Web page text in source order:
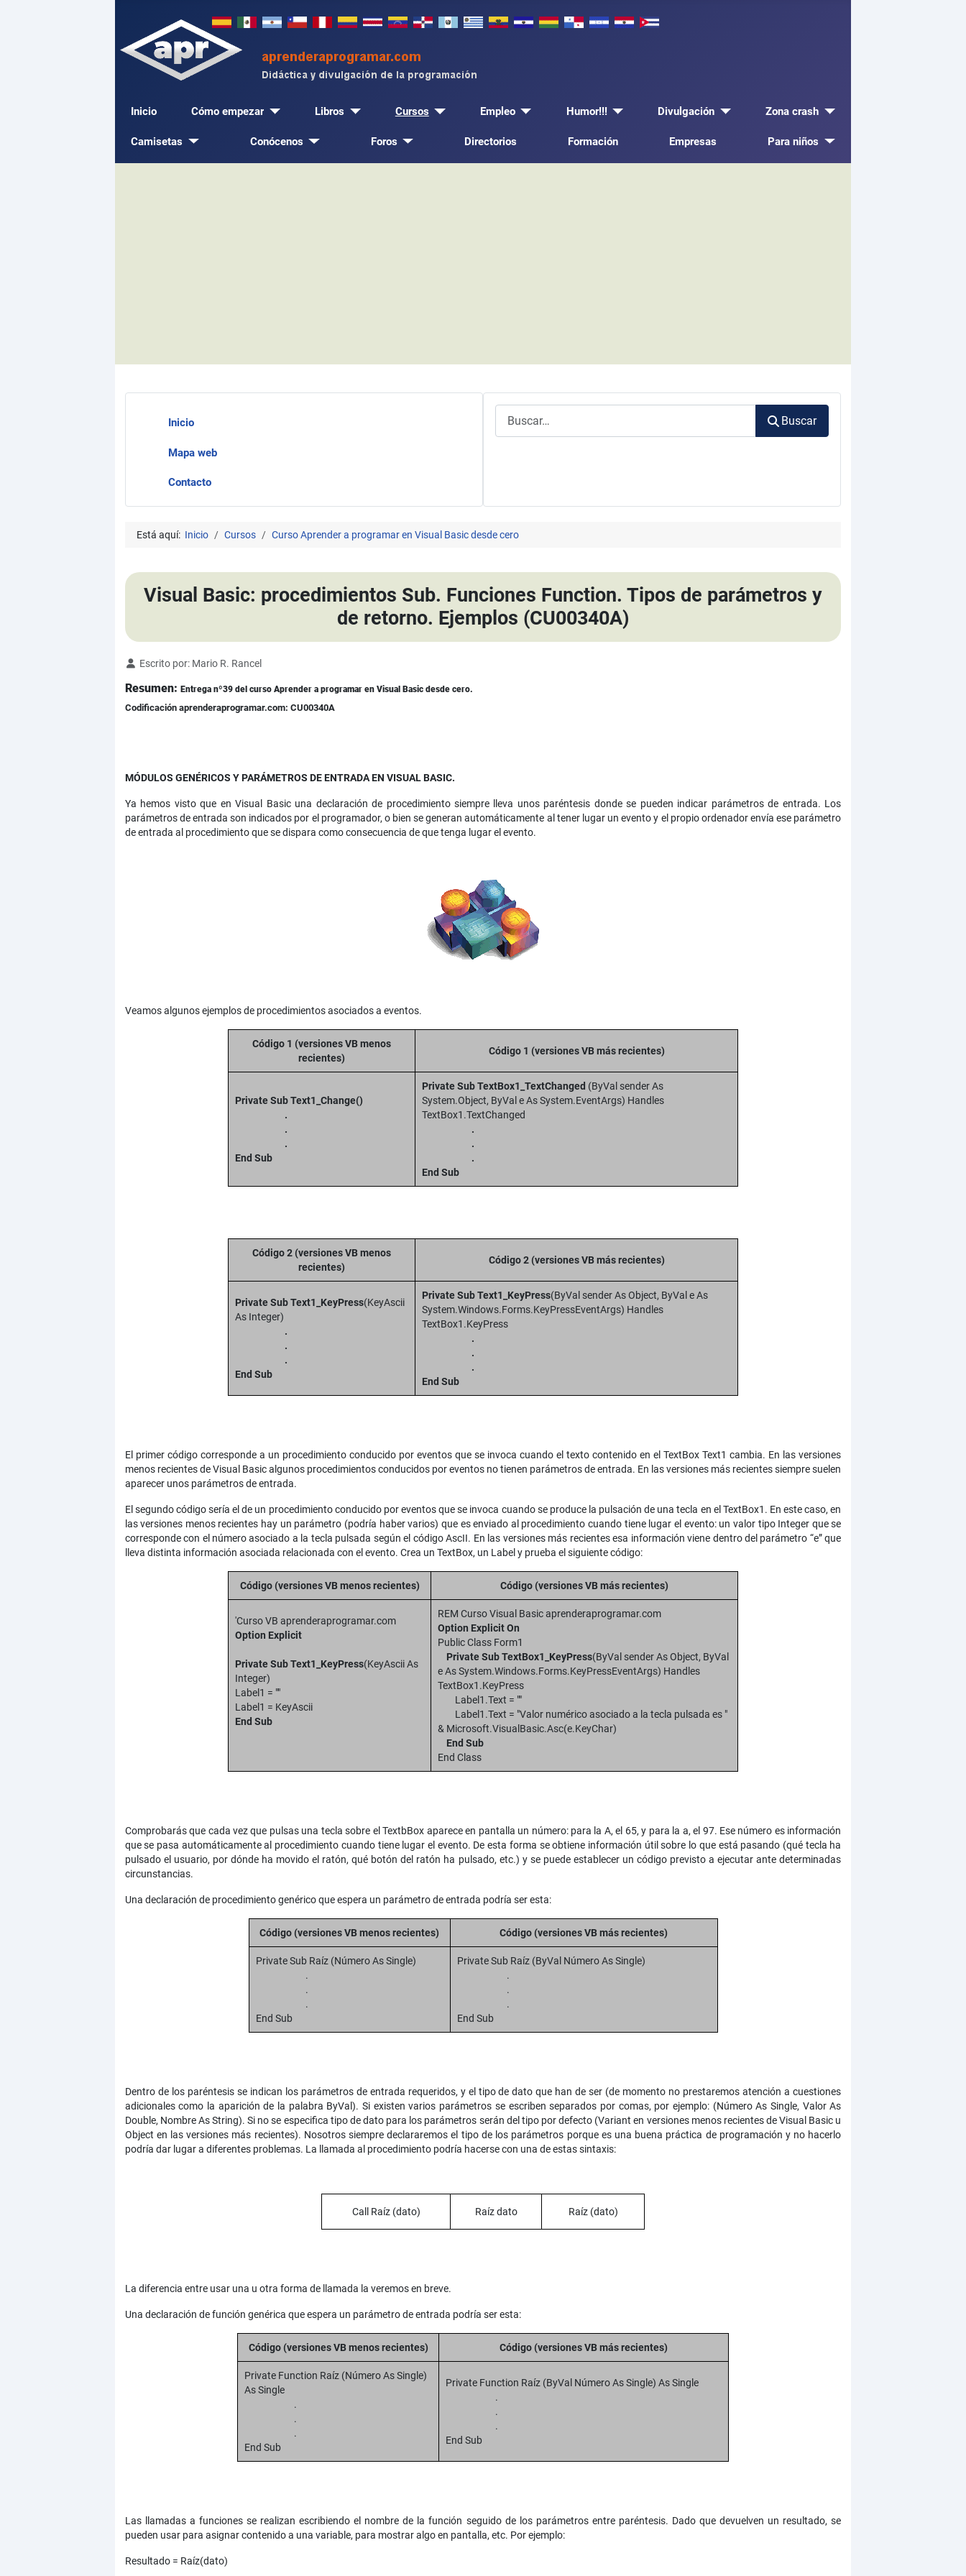
Inicio Cómo empezar Libros Cursos Empleo Humor!!! Divulgación Zona crash
Camisetas Conócenos Foros Directorios Formación Empresas Para niños
Inicio
Mapa web
Contacto
Buscar
Está aquí: Inicio Cursos Curso Aprender a programar en Visual Basic desde cero
Visual Basic: procedimientos Sub. Funciones Function. Tipos de parámetros y
de retorno. Ejemplos (CU00340A)
Detalles
Escrito por: Mario R. Rancel
Resumen: Entrega nº39 del curso Aprender a programar en Visual Basic desde cero.
Codificación aprenderaprogramar.com: CU00340A
MÓDULOS GENÉRICOS Y PARÁMETROS DE ENTRADA EN VISUAL BASIC.
Ya hemos visto que en Visual Basic una declaración de procedimiento siempre lleva unos paréntesis donde se pueden indicar parámetros de entrada. Los
parámetros de entrada son indicados por el programador, o bien se generan automáticamente al tener lugar un evento y el propio ordenador envía ese parámetro
de entrada al procedimiento que se dispara como consecuencia de que tenga lugar el evento.
Veamos algunos ejemplos de procedimientos asociados a eventos.
Código 1 (versiones VB menos
recientes)
Código 1 (versiones VB más recientes)
Private Sub Text1_Change()
.
.
.
End Sub
Private Sub TextBox1_TextChanged (ByVal sender As
System.Object, ByVal e As System.EventArgs) Handles
TextBox1.TextChanged
.
.
.
End Sub
Código 2 (versiones VB menos
recientes)
Código 2 (versiones VB más recientes)
Private Sub Text1_KeyPress(KeyAscii
As Integer)
.
.
.
End Sub
Private Sub Text1_KeyPress(ByVal sender As Object, ByVal e As
System.Windows.Forms.KeyPressEventArgs) Handles
TextBox1.KeyPress
.
.
.
End Sub
El primer código corresponde a un procedimiento conducido por eventos que se invoca cuando el texto contenido en el TextBox Text1 cambia. En las versiones
menos recientes de Visual Basic algunos procedimientos conducidos por eventos no tienen parámetros de entrada. En las versiones más recientes siempre suelen
aparecer unos parámetros de entrada.
El segundo código sería el de un procedimiento conducido por eventos que se invoca cuando se produce la pulsación de una tecla en el TextBox1. En este caso, en
las versiones menos recientes hay un parámetro (podría haber varios) que es enviado al procedimiento cuando tiene lugar el evento: un valor tipo Integer que se
corresponde con el número asociado a la tecla pulsada según el código AscII. En las versiones más recientes esa información viene dentro del parámetro “e” que
lleva distinta información asociada relacionada con el evento. Crea un TextBox, un Label y prueba el siguiente código:
Código (versiones VB menos recientes) Código (versiones VB más recientes)
'Curso VB aprenderaprogramar.com
Option Explicit
Private Sub Text1_KeyPress(KeyAscii As
Integer)
Label1 = ""
Label1 = KeyAscii
End Sub
REM Curso Visual Basic aprenderaprogramar.com
Option Explicit On
Public Class Form1
Private Sub TextBox1_KeyPress(ByVal sender As Object, ByVal
e As System.Windows.Forms.KeyPressEventArgs) Handles
TextBox1.KeyPress
Label1.Text = ""
Label1.Text = "Valor numérico asociado a la tecla pulsada es "
& Microsoft.VisualBasic.Asc(e.KeyChar)
End Sub
End Class
Comprobarás que cada vez que pulsas una tecla sobre el TextbBox aparece en pantalla un número: para la A, el 65, y para la a, el 97. Ese número es información
que se pasa automáticamente al procedimiento cuando tiene lugar el evento. De esta forma se obtiene información útil sobre lo que está pasando (qué tecla ha
pulsado el usuario, por dónde ha movido el ratón, qué botón del ratón ha pulsado, etc.) y se puede establecer un código previsto a ejecutar ante determinadas
circunstancias.
Una declaración de procedimiento genérico que espera un parámetro de entrada podría ser esta:
Código (versiones VB menos recientes) Código (versiones VB más recientes)
Private Sub Raíz (Número As Single)
.
.
.
End Sub
Private Sub Raíz (ByVal Número As Single)
.
.
.
End Sub
Dentro de los paréntesis se indican los parámetros de entrada requeridos, y el tipo de dato que han de ser (de momento no prestaremos atención a cuestiones
adicionales como la aparición de la palabra ByVal). Si existen varios parámetros se escriben separados por comas, por ejemplo: (Número As Single, Valor As
Double, Nombre As String). Si no se especifica tipo de dato para los parámetros serán del tipo por defecto (Variant en versiones menos recientes de Visual Basic u
Object en las versiones más recientes). Nosotros siempre declararemos el tipo de los parámetros porque es una buena práctica de programación y no hacerlo
podría dar lugar a diferentes problemas. La llamada al procedimiento podría hacerse con una de estas sintaxis:
Call Raíz (dato) Raíz dato Raíz (dato)
La diferencia entre usar una u otra forma de llamada la veremos en breve.
Una declaración de función genérica que espera un parámetro de entrada podría ser esta:
Código (versiones VB menos recientes) Código (versiones VB más recientes)
Private Function Raíz (Número As Single)
As Single
.
.
.
End Sub
Private Function Raíz (ByVal Número As Single) As Single
.
.
.
End Sub
Las llamadas a funciones se realizan escribiendo el nombre de la función seguido de los parámetros entre paréntesis. Dado que devuelven un resultado, se
pueden usar para asignar contenido a una variable, para mostrar algo en pantalla, etc. Por ejemplo:
Resultado = Raíz(dato)